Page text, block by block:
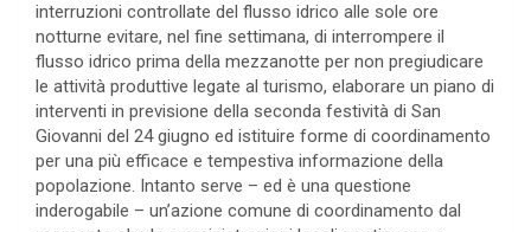
interruzioni controllate del flusso idrico alle sole ore
notturne evitare, nel fine settimana, di interrompere il
flusso idrico prima della mezzanotte per non pregiudicare
le attività produttive legate al turismo, elaborare un piano di
interventi in previsione della seconda festività di San
Giovanni del 24 giugno ed istituire forme di coordinamento
per una più efficace e tempestiva informazione della
popolazione. Intanto serve – ed è una questione
inderogabile – un’azione comune di coordinamento dal